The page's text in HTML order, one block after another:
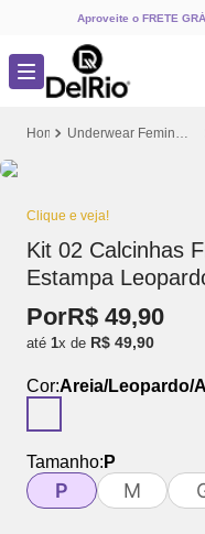
Aproveite o FRETE
Underwear Feminino
Clique e veja!
Kit 02 Calcinhas
Estampa
PorR$ 49,90
até 1x de R$ 49,90
Cor:Areia/Leopardo/
Tamanho: P
P M